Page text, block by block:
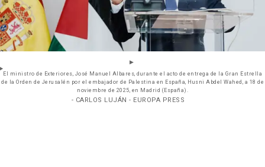
El ministro de Exteriores, José Manuel Albares, durante el acto de entrega de la Gran Estrella
de la Orden de Jerusalén por el embajador de Palestina en España, Husni Abdel Wahed, a 18 de
noviembre de 2025, en Madrid (España).
- CARLOS LUJÁN - EUROPA PRESS